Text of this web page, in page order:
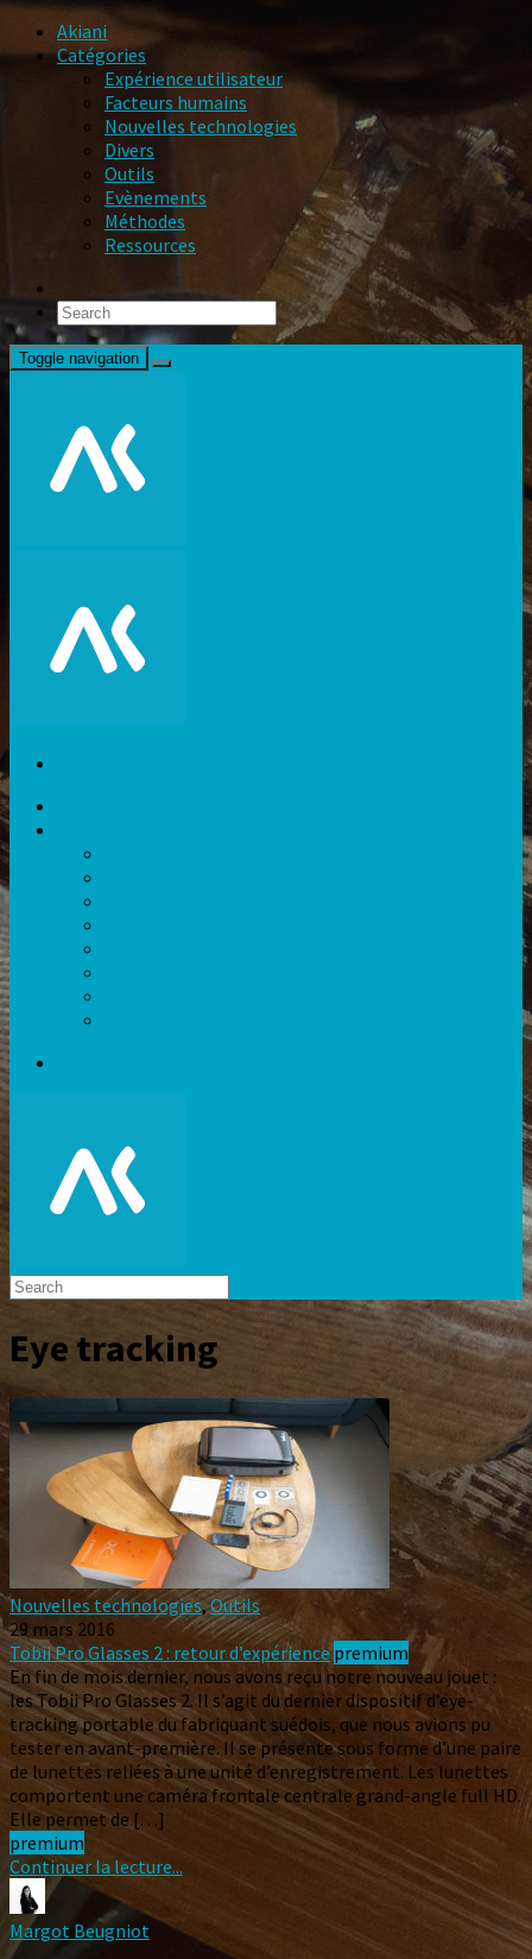
Akiani
Catégories
Expérience utilisateur
Facteurs humains
Nouvelles technologies
Divers
Outils
Evènements
Méthodes
Ressources
Toggle navigation
Eye tracking
Nouvelles technologies,Outils
29 mars 2016
Tobii Pro Glasses 2 : retour d’expérience premium
En fin de mois dernier, nous avons reçu notre nouveau jouet :
les Tobii Pro Glasses 2. Il s’agit du dernier dispositif d’eye-
tracking portable du fabriquant suédois, que nous avions pu
tester en avant-première. Il se présente sous forme d’une paire
de lunettes reliées à une unité d’enregistrement. Les lunettes
comportent une caméra frontale centrale grand-angle full HD.
Elle permet de […]
premium
Continuer la lecture...
Margot Beugniot